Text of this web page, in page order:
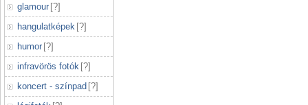
glamour [?]
hangulatképek [?]
humor [?]
infravörös fotók [?]
koncert - színpad [?]